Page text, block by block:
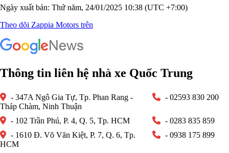
Ngày xuất bản: Thứ năm, 24/01/2025 10:38 (UTC +7:00)
Theo dõi Zappia Motors trên
Thông tin liên hệ nhà xe Quốc Trung
- 347A Ngô Gia Tự, Tp. Phan Rang -
Tháp Chàm, Ninh Thuận
- 02593 830 200
- 102 Trần Phú, P. 4, Q. 5, Tp. HCM
- 0283 835 859
- 1610 Đ. Võ Văn Kiệt, P. 7, Q. 6, Tp.
HCM
- 0938 175 899